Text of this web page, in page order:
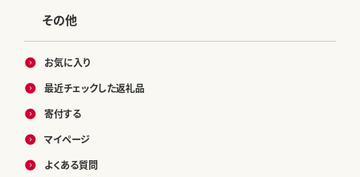
その他
お気に入り
最近チェックした返礼品
寄付する
マイページ
よくある質問